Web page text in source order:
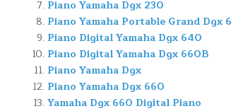
Piano Yamaha Dgx 230
Piano Yamaha Portable Grand Dgx
Piano Digital Yamaha Dgx 640
Piano Digital Yamaha Dgx 660B
Piano Yamaha Dgx
Piano Yamaha Dgx 660
Yamaha Dgx 660 Digital Piano